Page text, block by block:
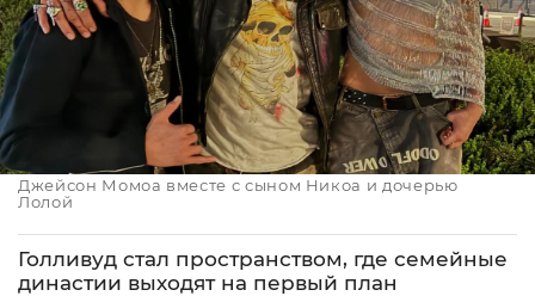
Джейсон Момоа вместе с сыном Никоа и дочерью
Лолой
Голливуд стал пространством, где семейные
династии выходят на первый план